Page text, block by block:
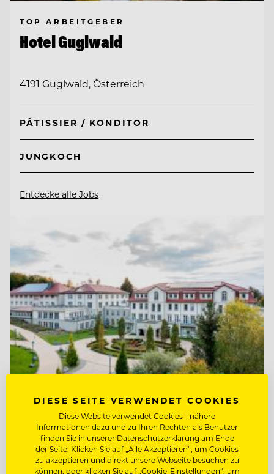
TOP ARBEITGEBER
Hotel Guglwald
4191 Guglwald, Österreich
PÂTISSIER / KONDITOR
JUNGKOCH
Entdecke alle Jobs
TOP ARBEITGEBER
Ritter von Kempski Privathotels &
Resorts
06536 Südharz/ OT Stolberg, Deutschland
DIESE SEITE VERWENDET COOKIES
Diese Website verwendet Cookies - nähere
Informationen dazu und zu Ihren Rechten als Benutzer
finden Sie in unserer Datenschutzerklärung am Ende
der Seite. Klicken Sie auf „Alle Akzeptieren“, um Cookies
zu akzeptieren und direkt unsere Webseite besuchen zu
können, oder klicken Sie auf „Cookie-Einstellungen“, um